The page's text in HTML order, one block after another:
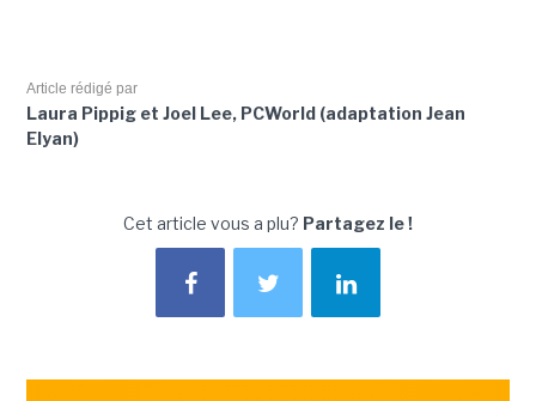
Article rédigé par
Laura Pippig et Joel Lee, PCWorld (adaptation Jean
Elyan)
Cet article vous a plu? Partagez le !